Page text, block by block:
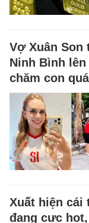
Vợ Xuân
Ninh Bình
chăm con
Xuất hiện cái
đang cực